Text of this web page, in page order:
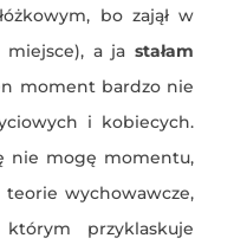
bo zajął w
miejsce), a jastałam
moment bardzo nie
i kobiecych.
nie mogę momentu,
wychowawcze,
przyklaskuje